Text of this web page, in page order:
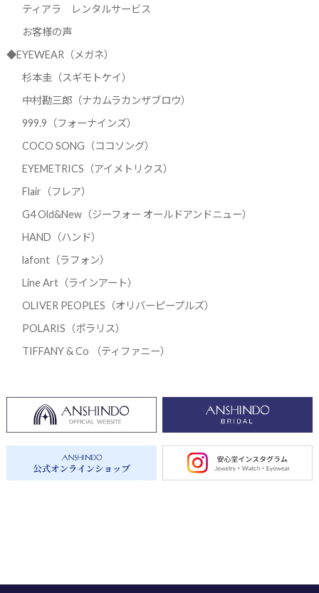
ティアラ レンタルサービス
お客様の声
◆EYEWEAR（メガネ）
杉本圭（スギモトケイ）
中村勘三郎（ナカムラカンザブロウ）
999.9（フォーナインズ）
COCO SONG（ココソング）
EYEMETRICS（アイメトリクス）
Flair（フレア）
G4 Old&New（ジーフォー オールドアンドニュー）
HAND（ハンド）
lafont（ラフォン）
Line Art（ラインアート）
OLIVER PEOPLES（オリバーピープルズ）
POLARIS（ポラリス）
TIFFANY & Co （ティファニー）